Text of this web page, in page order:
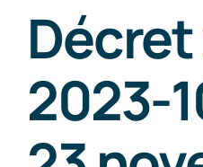
Décret
2023-